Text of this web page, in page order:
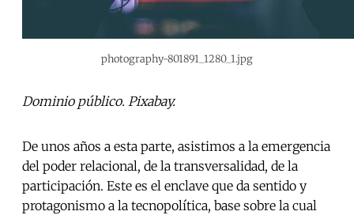
photography-801891_1280_1.jpg
Dominio público. Pixabay.
De unos años a esta parte, asistimos a la emergencia
del poder relacional, de la transversalidad, de la
participación. Este es el enclave que da sentido y
protagonismo a la tecnopolítica, base sobre la cual